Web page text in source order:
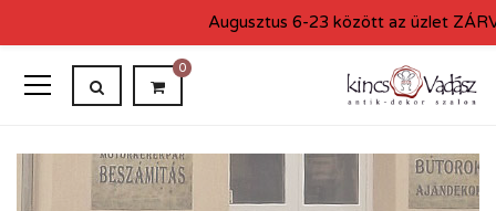
0
Augusztus 6-23 között az üzlet